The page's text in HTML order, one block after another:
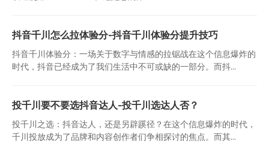
抖音千川怎么拉体验分-抖音千川体验分提升技巧
抖音千川体验分：一场关于数字与情感的拉锯战在这个信息爆炸的
时代，抖音已经成为了我们生活中不可或缺的一部分。而抖...
投千川要不要选抖音达人-投千川选达人否？
投千川之选：抖音达人，还是另辟蹊径？在这个信息爆炸的时代，
千川投放成为了品牌和内容创作者们争相探讨的焦点。而其...